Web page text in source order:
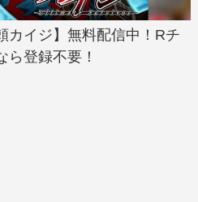
カイジ】無料配信中！Rチ
ら登録不要！